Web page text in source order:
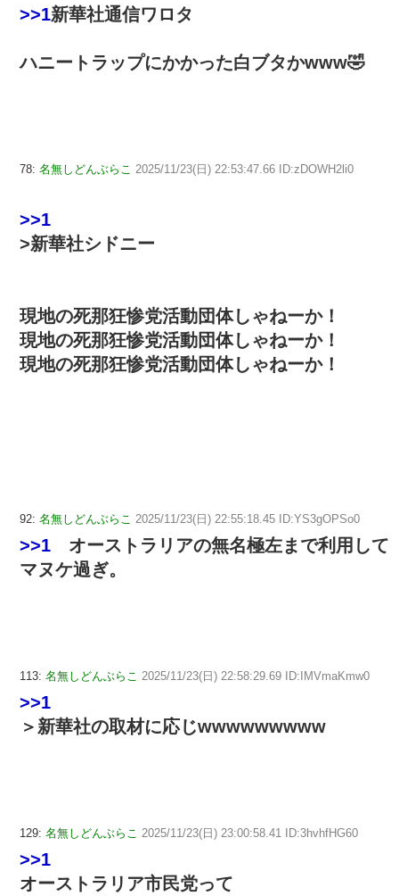
>>1新華社通信ワロタ
ハニートラップにかかった白ブタかwww🤣
78: 名無しどんぶらこ 2025/11/23(日) 22:53:47.66 ID:zDOWH2li0
>>1
>新華社シドニー
現地の死那狂惨党活動団体しゃねーか！
現地の死那狂惨党活動団体しゃねーか！
現地の死那狂惨党活動団体しゃねーか！
92: 名無しどんぶらこ 2025/11/23(日) 22:55:18.45 ID:YS3gOPSo0
>>1 オーストラリアの無名極左まで利用して
マヌケ過ぎ。
113: 名無しどんぶらこ 2025/11/23(日) 22:58:29.69 ID:IMVmaKmw0
>>1
＞新華社の取材に応じwwwwwwwww
129: 名無しどんぶらこ 2025/11/23(日) 23:00:58.41 ID:3hvhfHG60
>>1
オーストラリア市民党って